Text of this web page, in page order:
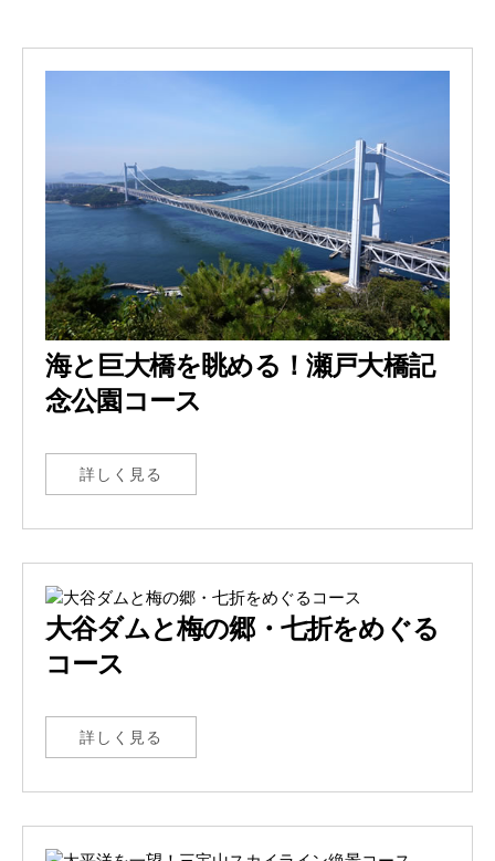
海と巨大橋を眺める！瀬戸大橋記
念公園コース
詳しく見る
大谷ダムと梅の郷・七折をめぐる
コース
詳しく見る